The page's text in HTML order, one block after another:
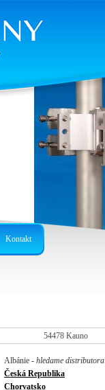
54478 Kauno
Albánie - hledame distributora
Česká Republika
Chorvatsko
Kontakt